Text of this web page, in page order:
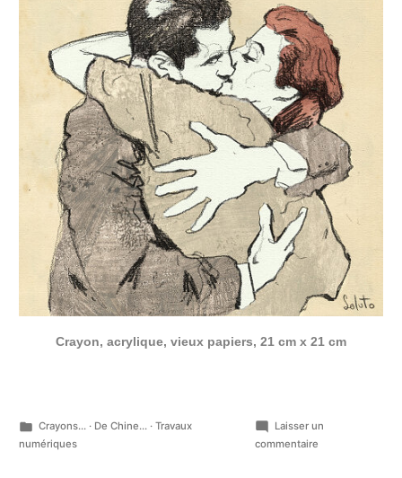
Crayon, acrylique, vieux papiers, 21 cm x 21 cm
Publié
dans
Crayons... · De Chine... · Travaux
numériques
Laisser un
commentaire